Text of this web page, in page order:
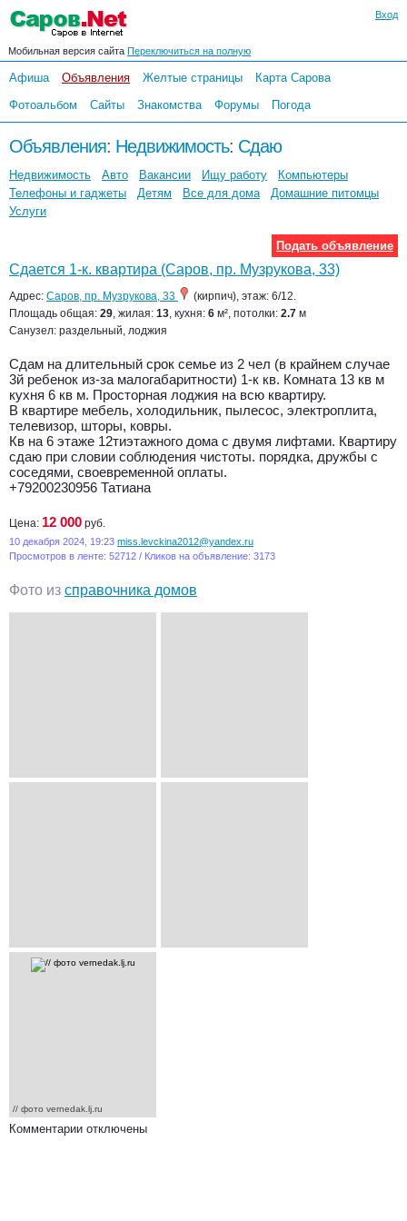
Вход
Мобильная версия сайта Переключиться на полную
Афиша Объявления Желтые страницы
Карта Сарова
Фотоальбом
Сайты Знакомства Форумы Погода
Объявления: Недвижимость: Сдаю
Недвижимость Авто Вакансии Ищу работу
Компьютеры
Телефоны и гаджеты
Детям Все для дома
Домашние питомцы
Услуги
Подать объявление
Сдается 1-к. квартира (Саров, пр. Музрукова, 33)
Адрес: Саров, пр. Музрукова, 33
(кирпич), этаж: 6/12.
Площадь общая: 29, жилая: 13, кухня: 6 м², потолки: 2.7 м
Санузел: раздельный, лоджия
Сдам на длительный срок семье из 2 чел (в крайнем случае
3й ребенок из-за малогабаритности) 1-к кв. Комната 13 кв м
кухня 6 кв м. Просторная лоджия на всю квартиру.
В квартире мебель, холодильник, пылесос, электроплита,
телевизор, шторы, ковры.
Кв на 6 этаже 12тиэтажного дома с двумя лифтами. Квартиру
сдаю при словии соблюдения чистоты. порядка, дружбы с
соседями, своевременной оплаты.
+79200230956 Татиана
Цена: 12 000 руб.
10 декабря 2024, 19:23 miss.levckina2012@yandex.ru
Просмотров в ленте: 52712 / Кликов на объявление: 3173
Фото из справочника домов
// фото vernedak.lj.ru
Комментарии отключены